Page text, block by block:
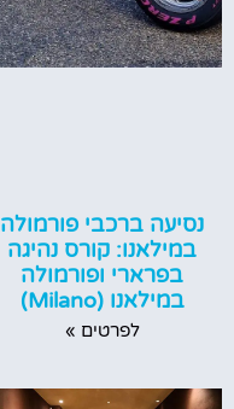
נסיעה ברכבי פורמולה
במילאנו: קורס נהיגה
בפרארי ופורמולה
במילאנו (Milano)
לפרטים »